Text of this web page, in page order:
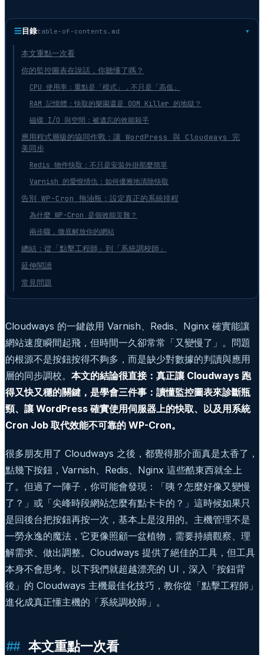
☰目錄table-of-contents.md
本文重點一次看
你的監控圖表在說話，你聽懂了嗎？
CPU 使用率：重點是「模式」，不只是「高低」
RAM 記憶體：快取的樂園還是 OOM Killer 的地獄？
磁碟 I/O 與空間：被遺忘的效能殺手
應用程式層級的協同作戰：讓 WordPress 與 Cloudways 完
美同步
Redis 物件快取：不只是安裝外掛那麼簡單
Varnish 的愛恨情仇：如何優雅地清除快取
告別 WP-Cron 拖油瓶：設定真正的系統排程
為什麼 WP-Cron 是個效能災難？
兩步驟，徹底解放你的網站
總結：從「點擊工程師」到「系統調校師」
延伸閱讀
常見問題
Cloudways 的一鍵啟用 Varnish、Redis、Nginx 確實能讓
網站速度瞬間起飛，但時間一久卻常常「又變慢了」。問題
的根源不是按鈕按得不夠多，而是缺少對數據的判讀與應用
層的同步調校。 本文的結論很直接：真正讓 Cloudways 跑
得又快又穩的關鍵，是學會三件事：讀懂監控圖表來診斷瓶
頸、讓 WordPress 確實使用伺服器上的快取、以及用系統
Cron Job 取代效能不可靠的 WP-Cron。
很多朋友用了 Cloudways 之後，都覺得那介面真是太香了，
點幾下按鈕，Varnish、Redis、Nginx 這些酷東西就全上
了。但過了一陣子，你可能會發現：「咦？怎麼好像又變慢
了？」或「尖峰時段網站怎麼有點卡卡的？」這時候如果只
是回後台把按鈕再按一次，基本上是沒用的。主機管理不是
一勞永逸的魔法，它更像照顧一盆植物，需要持續觀察、理
解需求、做出調整。Cloudways 提供了絕佳的工具，但工具
本身不會思考。以下我們就超越漂亮的 UI，深入「按鈕背
後」的 Cloudways 主機最佳化技巧，教你從「點擊工程師」
進化成真正懂主機的「系統調校師」。
本文重點一次看